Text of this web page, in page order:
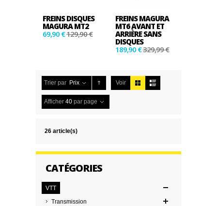
FREINS DISQUES
MAGURA MT2
69,90 €129,90 €
FREINS MAGURA
MT6 AVANT ET
ARRIÈRE SANS
DISQUES
189,90 €329,99 €
Trier par Prix Voir
Afficher 40 par page
26 article(s)
CATÉGORIES
VTT
Transmission